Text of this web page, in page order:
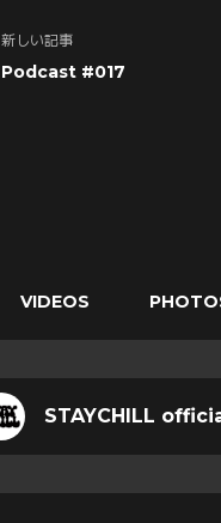
新しい記事
Podcast #017
VIDEOS
STAYCHILL